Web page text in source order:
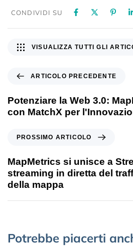
CONDIVIDI SU
ARTICOLO PRECEDENTE
Potenziare la Web 3.0:
con MatchX per
VISUALIZZA TUTTI GLI
PROSSIMO ARTICOLO
MapMetrics si unisce a
streaming in diretta del
della mappa
Potrebbe piacerti